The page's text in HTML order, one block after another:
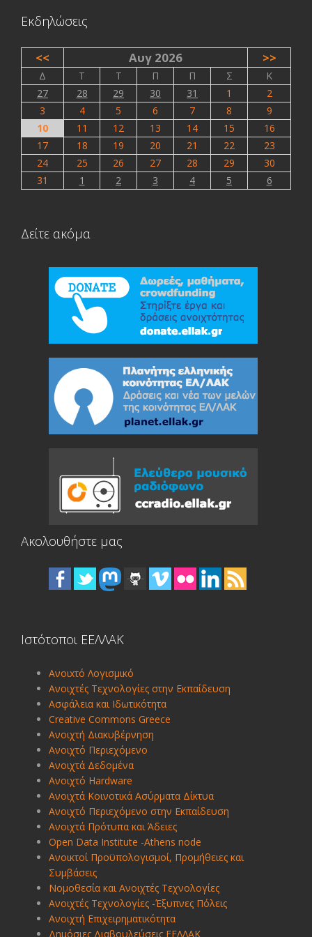
ερώτημα συμπληρώνοντας τη φόρμα που υπάρχει
Εκδηλώσεις
<< Αυγ 2026 >>
Δ Τ Τ Π Π Σ
Κ
27
28 29 30 31 1
2
3
4 5 6 7 8
9
10
11 12 13 14 15
16
17
18 19 20 21 22
23
24
25 26 27 28 29
30
31
1 2 3 4 5 6
Δείτε ακόμα
Ακολουθήστε μας
Ιστότοποι ΕΕΛΛΑΚ
Ανοιxτό Λογισμικό
Ανοιχτές Τεχνολογίες στην Εκπαίδευση
Ασφάλεια και Ιδωτικότητα
Creative Commons Greece
Ανοιχτή Διακυβέρνηση
Ανοιχτό Περιεχόμενο
Ανοιχτά Δεδομένα
Ανοιχτό Hardware
Ανοιχτά Κοινοτικά Ασύρματα Δίκτυα
Ανοιχτό Περιεχόμενο στην Εκπαίδευση
Ανοιχτά Πρότυπα και Άδειες
Open Data Institute -Athens node
Ανοικτοί Προϋπολογισμοί, Προμήθειες και
Συμβάσεις
Νομοθεσία και Ανοιχτές Τεχνολογίες
Ανοιχτές Τεχνολογίες -Έξυπνες Πόλεις
Ανοιχτή Επιχειρηματικότητα
Δημόσιες Διαβουλεύσεις ΕΕΛΛΑΚ